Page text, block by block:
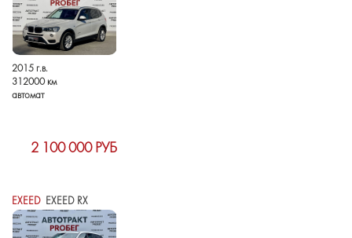
2015 г.в.
312000 км
автомат
2 100 000 РУБ
EXEED EXEED RX